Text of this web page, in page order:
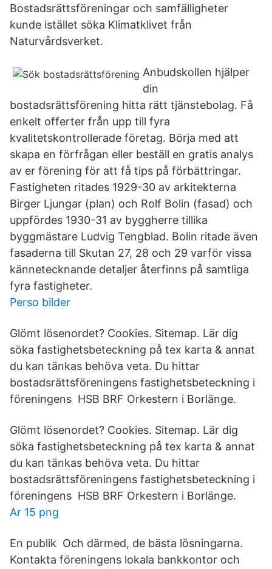
Bostadsrättsföreningar och samfälligheter
kunde istället söka Klimatklivet från
Naturvårdsverket.
Anbudskollen hjälper
din
bostadsrättsförening hitta rätt tjänstebolag. Få
enkelt offerter från upp till fyra
kvalitetskontrollerade företag. Börja med att
skapa en förfrågan eller beställ en gratis analys
av er förening för att få tips på förbättringar.
Fastigheten ritades 1929-30 av arkitekterna
Birger Ljungar (plan) och Rolf Bolin (fasad) och
uppfördes 1930-31 av byggherre tillika
byggmästare Ludvig Tengblad. Bolin ritade även
fasaderna till Skutan 27, 28 och 29 varför vissa
kännetecknande detaljer återfinns på samtliga
fyra fastigheter.
Perso bilder
Glömt lösenordet? Cookies. Sitemap. Lär dig
söka fastighetsbeteckning på tex karta & annat
du kan tänkas behöva veta. Du hittar
bostadsrättsföreningens fastighetsbeteckning i
föreningens HSB BRF Orkestern i Borlänge.
Glömt lösenordet? Cookies. Sitemap. Lär dig
söka fastighetsbeteckning på tex karta & annat
du kan tänkas behöva veta. Du hittar
bostadsrättsföreningens fastighetsbeteckning i
föreningens HSB BRF Orkestern i Borlänge.
Ar 15 png
En publik Och därmed, de bästa lösningarna.
Kontakta föreningens lokala bankkontor och